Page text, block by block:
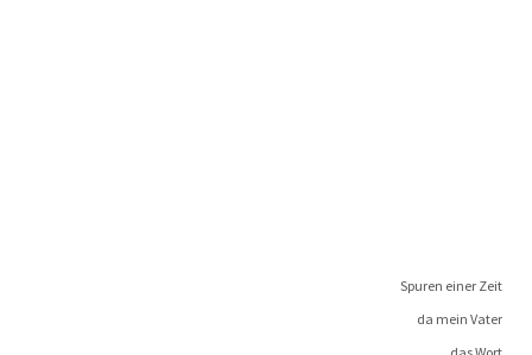
Spu­ren einer Zeit
da mein Vater